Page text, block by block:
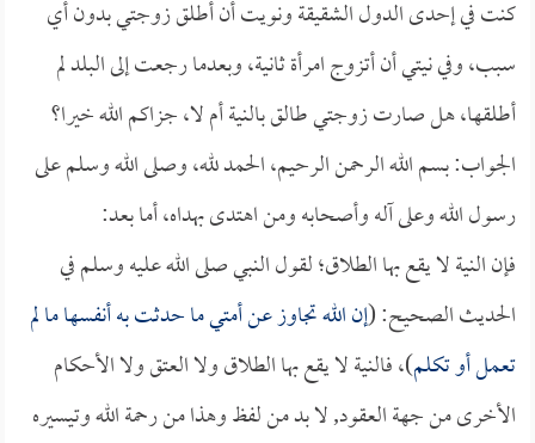
كنت في إحدى الدول الشقيقة ونويت أن أطلق زوجتي بدون أي
سبب، وفي نيتي أن أتزوج امرأة ثانية، وبعدما رجعت إلى البلد لم
أطلقها، هل صارت زوجتي طالق بالنية أم لا، جزاكم الله خيرا؟
الجواب: بسم الله الرحمن الرحيم، الحمد لله، وصلى الله وسلم على
رسول الله وعلى آله وأصحابه ومن اهتدى بهداه، أما بعد:
فإن النية لا يقع بها الطلاق؛ لقول النبي صلى الله عليه وسلم في
الحديث الصحيح: (إن الله تجاوز عن أمتي ما حدثت به أنفسها ما لم
تعمل أو تكلم)، فالنية لا يقع بها الطلاق ولا العتق ولا الأحكام
الأخرى من جهة العقود, لا بد من لفظ وهذا من رحمة الله وتيسيره